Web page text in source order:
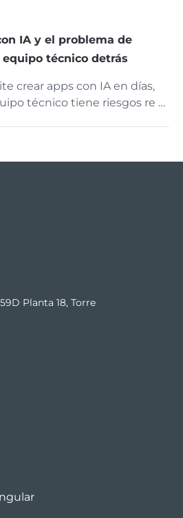
IA y el problema de
técnico detrás
crear apps con IA en días,
técnico tiene riesgos re …
Planta 18, Torre